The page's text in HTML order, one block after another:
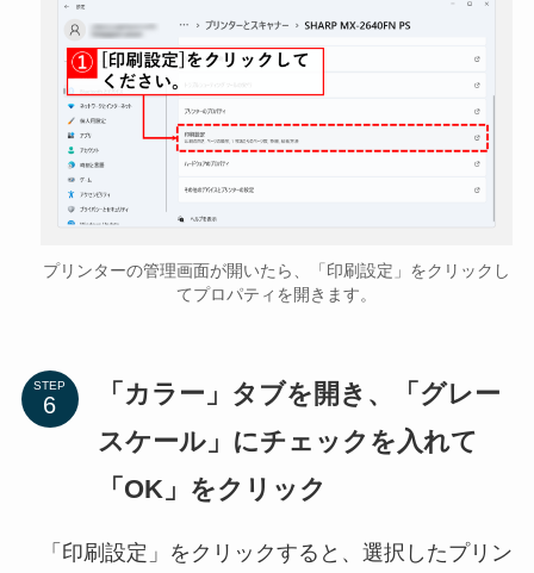
プリンターの管理画面が開いたら、「印刷設定」をクリックし
てプロパティを開きます。
STEP
「カラー」タブを開き、「グレー
スケール」にチェックを入れて
「OK」をクリック
「印刷設定」をクリックすると、選択したプリン